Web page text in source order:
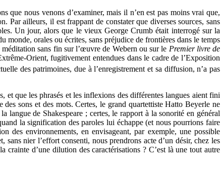
que nous venons d’examiner, mais il n’en est pas moins vrai que,
Par ailleurs, il est frappant de constater que diverses sources, sans
Un jour, alors que le vieux George Crumb était interrogé sur la
monde, orales ou écrites, sans préjudice de frontières dans le temps
sans fin sur l’œuvre de Webern ou sur le Premier livre de
Orient, fugitivement entendues dans le cadre de l’Exposition
des patrimoines, due à l’enregistrement et sa diffusion, n’a pas
et que les phrasés et les inflexions des différentes langues aient fini
sons et des mots. Certes, le grand quartettiste Hatto Beyerle ne
langue de Shakespeare ; certes, le rapport à la sonorité en général
la signification des paroles lui échappe (et nous pourrions faire
des environnements, en envisageant, par exemple, une possible
nier l’effort consenti, nous prendrons acte d’un désir, chez les
d’une dilution des caractérisations ? C’est là une tout autre